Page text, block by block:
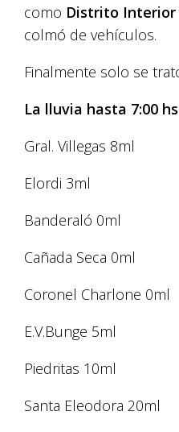
como Distrito Interior
colmó de vehículos.
Finalmente solo se
La lluvia hasta 7:00
Gral. Villegas 8ml
Elordi 3ml
Banderaló 0ml
Cañada Seca 0ml
Coronel Charlone 0ml
E.V.Bunge 5ml
Piedritas 10ml
Santa Eleodora 20ml